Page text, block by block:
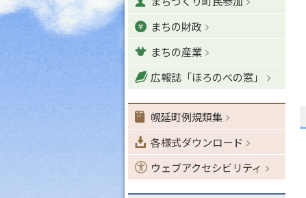
ビ
ゲ
ー
シ
ョ
ン
・
メ
ュ
リ
ー
まちの財政
まちの産業
広報誌「ほろのべの窓」
幌延町例規類集
各様式ダウンロード
ウェブアクセシビリティ